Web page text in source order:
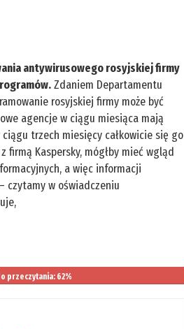
antywirusowego rosyjskiej firmy
Zdaniem Departamentu
rosyjskiej firmy może być
agencje w ciągu miesiąca mają
trzech miesięcy całkowicie się go
firmą Kaspersky, mógłby mieć wgląd
a więc informacji
czytamy w oświadczeniu
przeczytania: 62%